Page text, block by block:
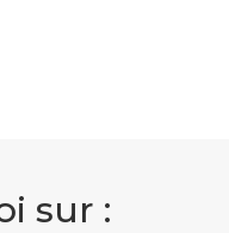
sur :